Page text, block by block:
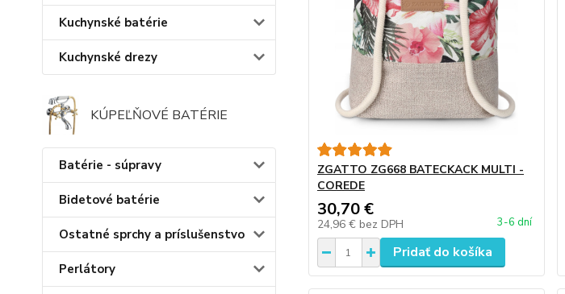
Kuchynské batérie
Kuchynské drezy
KÚPEĽŇOVÉ BATÉRIE
Batérie - súpravy
Bidetové batérie
Ostatné sprchy a príslušenstvo
Perlátory
ZGATTO ZG668 BATECKACK MULTI -
COREDE
30,70 €
24,96 € bez DPH 3-6 dní
Pridať do košíka